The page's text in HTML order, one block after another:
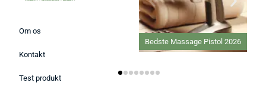
Om os
Kontakt
Test produkt
Bedste Ansigtsmaske 2026